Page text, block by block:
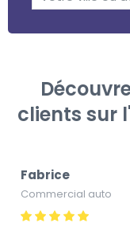
clients sur
Fabrice
Commercial auto